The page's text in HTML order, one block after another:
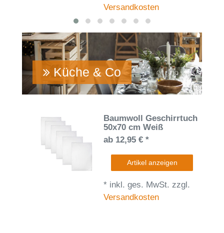
Versandkosten
Küche & Co
Baumwoll Geschirrtuch
50x70 cm Weiß
ab 12,95 € *
Artikel anzeigen
* inkl. ges. MwSt. zzgl.
Versandkosten